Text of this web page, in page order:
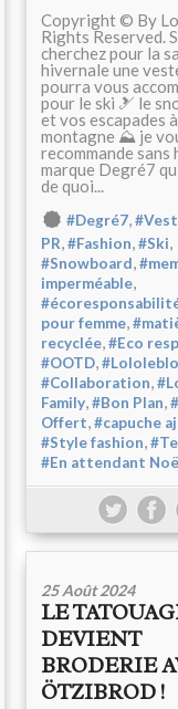
Copyright © By
Rights Reserved.
cherchez pour la
hivernale une
pourra vous
pour le ski 🎿 le
et vos escapades
montagne ⛰️ je
recommande sans
marque Degré7
de quoi...
#Degré7,
PR,#Fashion,#Ski,
#Snowboard,
imperméable,
pour femme,
recyclée,#Eco
#OOTD,
#Collaboration,
Family,#Bon Plan,
Offert,#capuche
#Style fashion,
#En attendant
25 Août 2024
LE
DEVIENT
BRODERIE
ÖTZIBROD !